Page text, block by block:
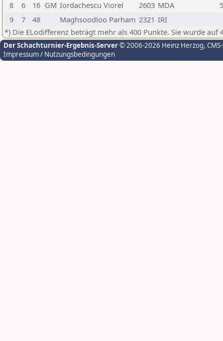
8
6 16 GM Iordachescu Viorel 2603 MDA
9
7 48 Maghsoodloo Parham 2321 IRI
*) Die ELodifferenz beträgt mehr als 400 Punkte. Sie wurde auf
Der Schachturnier-Ergebnis-Server© 2006-2026 Heinz Herzog,
Impressum / Nutzungsbedingungen